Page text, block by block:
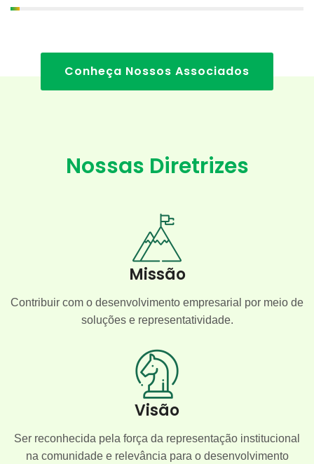
Conheça Nossos Associados
Nossas Diretrizes
Missão
Contribuir com o desenvolvimento empresarial por meio de
soluções e representatividade.
Visão
Ser reconhecida pela força da representação institucional
na comunidade e relevância para o desenvolvimento